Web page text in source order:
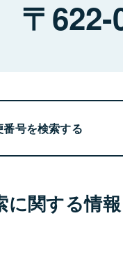
622-
番号を検索する
に関する情報